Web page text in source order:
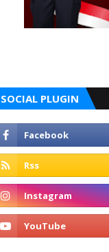
SOCIAL PLUGIN